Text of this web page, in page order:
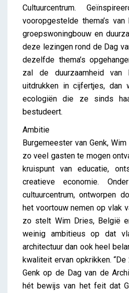
Cultuurcentrum.
vooropgestelde thema’s
groepswoningbouw en
deze lezingen rond de Dag
dezelfde thema’s
zal de duurzaamheid van
uitdrukken in cijfertjes, dan
ecologiën die ze sinds
bestudeert.
Ambitie
Burgemeester van Genk,
zo veel gasten te mogen
kruispunt van educatie,
creatieve economie.
cultuurcentrum, ontworpen
het voortouw nemen op vlak
zo stelt Wim Dries, België
weinig ambitieus op dat
architectuur dan ook heel
kwaliteit ervan opkrikken.
Genk op de Dag van de
hét bewijs van het feit dat